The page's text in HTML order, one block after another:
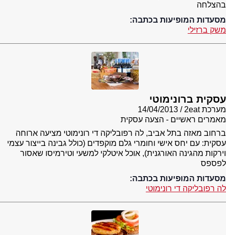
בהצלחה
מסעדות המופיעות בכתבה:
משק ברזילי
עסקית ברונימוטי
מערכת 2eat
14/04/2013
מאמרים ראשיים - הצעה עסקית
ברחוב מאזה בתל אביב, לה רפובליקה די רונימוטי מציעה ארוחה
עסקית: עם יחס אישי וחומרי גלם מוקפדים (כולל גבינה בייצור עצמי
וירקות מהגינה האורגנית), אוכל איטלקי למשעי וטירמיסו שאסור
לפספס
מסעדות המופיעות בכתבה:
לה רפובליקה די רונימוטי